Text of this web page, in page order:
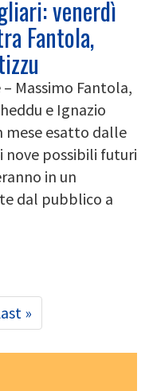
venerdì
Fantola,
Massimo Fantola,
e Ignazio
mese esatto dalle
nove possibili futuri
in un
dal pubblico a
»